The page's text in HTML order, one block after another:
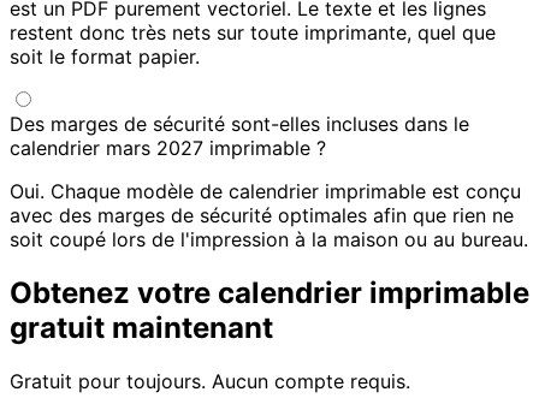
est un PDF purement vectoriel. Le texte et les lignes
restent donc très nets sur toute imprimante, quel que
soit le format papier.
Des marges de sécurité sont-elles incluses dans le
calendrier mars 2027 imprimable ?
Oui. Chaque modèle de calendrier imprimable est conçu
avec des marges de sécurité optimales afin que rien ne
soit coupé lors de l'impression à la maison ou au bureau.
Obtenez votre calendrier imprimable
gratuit maintenant
Gratuit pour toujours. Aucun compte requis.